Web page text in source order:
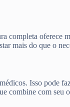
completa
mais do que o
Isso pode
combine com seu